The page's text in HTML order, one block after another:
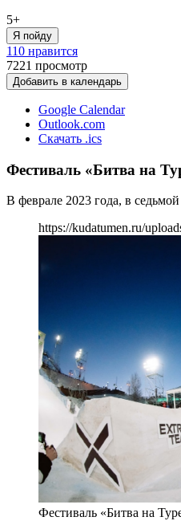
5+
Я пойду
110 нравится
7221 просмотр
Добавить в календарь
Google Calendar
Outlook.com
Скачать .ics
Фестиваль «Битва на
В феврале 2023 года, в
https://kudatumen.ru/
Фестиваль «Битва на